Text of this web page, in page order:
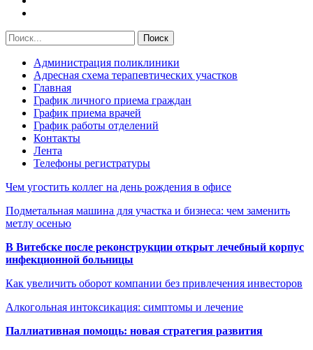
Администрация поликлиники
Адресная схема терапевтических участков
Главная
График личного приема граждан
График приема врачей
График работы отделений
Контакты
Лента
Телефоны регистратуры
Чем угостить коллег на день рождения в офисе
Подметальная машина для участка и бизнеса: чем заменить
метлу осенью
В Витебске после реконструкции открыт лечебный корпус
инфекционной больницы
Как увеличить оборот компании без привлечения инвесторов
Алкогольная интоксикация: симптомы и лечение
Паллиативная помощь: новая стратегия развития